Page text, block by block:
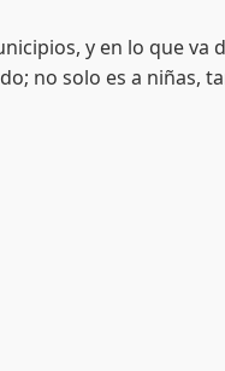
y en lo que va
no solo es a niñas,